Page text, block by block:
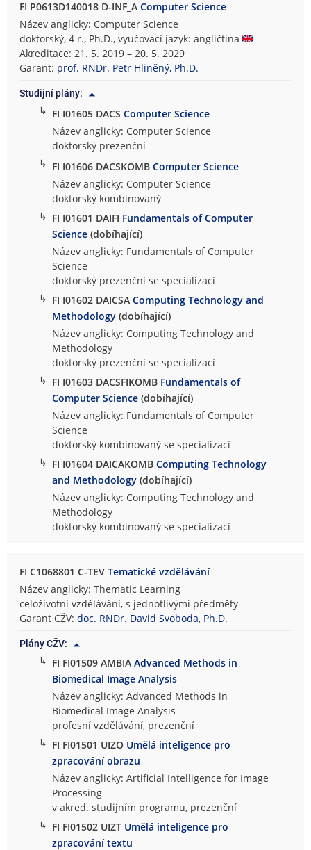
FI P0613D140018 D-INF_AComputer Science
Název anglicky: Computer Science
doktorský, 4 r., Ph.D., vyučovací jazyk: angličtina
Akreditace: 21. 5. 2019 – 20. 5. 2029
Garant: prof. RNDr. Petr Hliněný, Ph.D.
Studijní plány:
↳ FI I01605 DACSComputer Science
Název anglicky: Computer Science
doktorský prezenční
↳ FI I01606 DACSKOMBComputer Science
Název anglicky: Computer Science
doktorský kombinovaný
↳ FI I01601 DAIFI Fundamentals of Computer
Science (dobíhající)
Název anglicky: Fundamentals of Computer
Science
doktorský prezenční se specializací
↳ FI I01602 DAICSAComputing Technology and
Methodology (dobíhající)
Název anglicky: Computing Technology and
Methodology
doktorský prezenční se specializací
↳ FI I01603 DACSFIKOMB Fundamentals of
Computer Science (dobíhající)
Název anglicky: Fundamentals of Computer
Science
doktorský kombinovaný se specializací
↳ FI I01604 DAICAKOMBComputing Technology
and Methodology (dobíhající)
Název anglicky: Computing Technology and
Methodology
doktorský kombinovaný se specializací
FI C1068801 C-TEVTematické vzdělávání
Název anglicky: Thematic Learning
celoživotní vzdělávání, s jednotlivými předměty
Garant CŽV:doc. RNDr. David Svoboda, Ph.D.
Plány CŽV:
↳ FI FI01509 AMBIAAdvanced Methods in
Biomedical Image Analysis
Název anglicky: Advanced Methods in
Biomedical Image Analysis
profesní vzdělávání, prezenční
↳ FI FI01501 UIZO Umělá inteligence pro
zpracování obrazu
Název anglicky: Artificial Intelligence for Image
Processing
v akred. studijním programu, prezenční
↳ FI FI01502 UIZT Umělá inteligence pro
zpracování textu